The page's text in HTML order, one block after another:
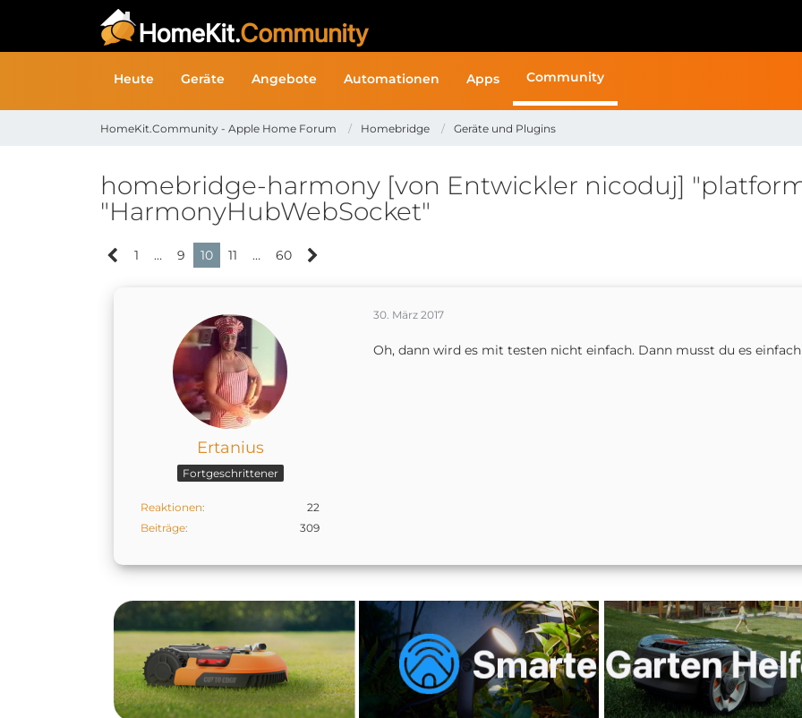
Heute Geräte Angebote Automationen Apps Community
HomeKit.Community - Apple Home Forum Homebridge Geräte und Plugins
homebridge-harmony [von Entwickler nicoduj]
"HarmonyHubWebSocket"
1 … 9 10 11 … 60
Ertanius
Fortgeschrittener
Reaktionen
22
Beiträge
309
30. März 2017
Oh, dann wird es mit testen nicht einfach. Dann musst du es